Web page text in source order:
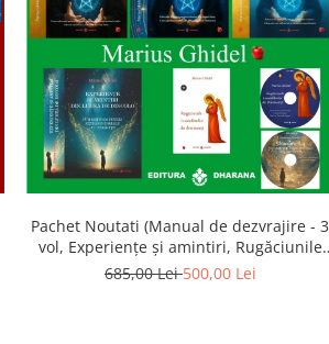
Pachet Noutati (Manual de dezvrajire - 3
vol, Experiențe și amintiri, Rugăciunile
Luceafarului de dimineata) - Marius
685,00 Lei500,00 Lei